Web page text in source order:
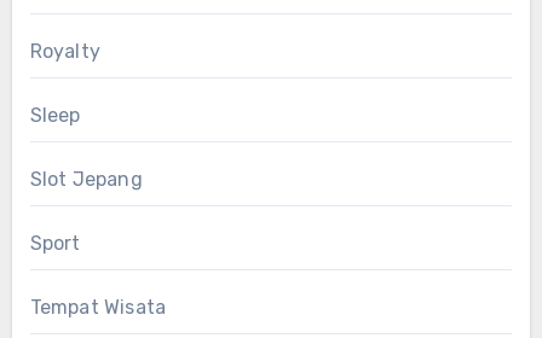
Royalty
Sleep
Slot Jepang
Sport
Tempat Wisata